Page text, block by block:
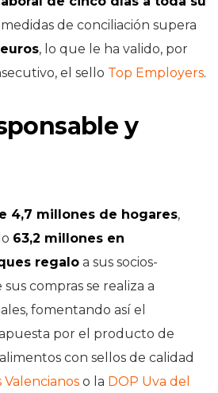
de conciliación supera
, lo que le ha valido, por
el sello Top Employers.
y
4,7 millones de hogares,
63,2 millones en
regalo a sus socios-
compras se realiza a
fomentando así el
por el producto de
con sellos de calidad
Valencianos o la DOP Uva del